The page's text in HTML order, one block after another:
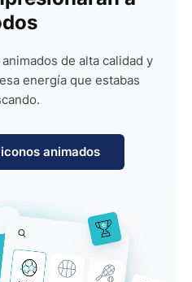
de alta calidad y
energía que estabas
animados